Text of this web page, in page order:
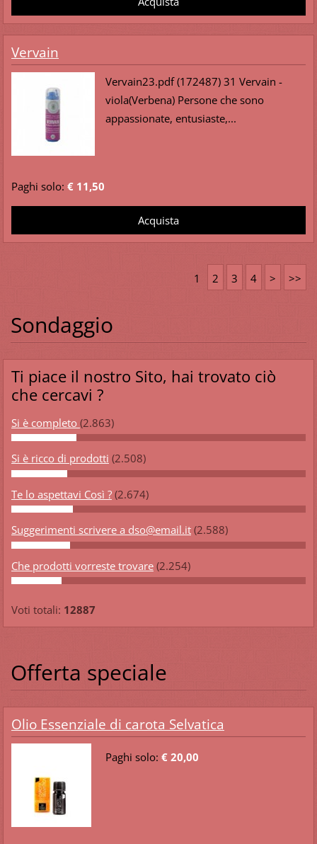
Vervain
Vervain23.pdf (172487) 31 Vervain -
viola(Verbena) Persone che sono
appassionate, entusiaste,...
Paghi solo: € 11,50
1 2 3 4 > >>
Sondaggio
Ti piace il nostro Sito, hai trovato ciò
che cercavi ?
Si è completo (2.863)
Si è ricco di prodotti (2.508)
Te lo aspettavi Così ? (2.674)
Suggerimenti scrivere a dso@email.it (2.588)
Che prodotti vorreste trovare (2.254)
Voti totali: 12887
Offerta speciale
Olio Essenziale di carota Selvatica
Paghi solo: € 20,00